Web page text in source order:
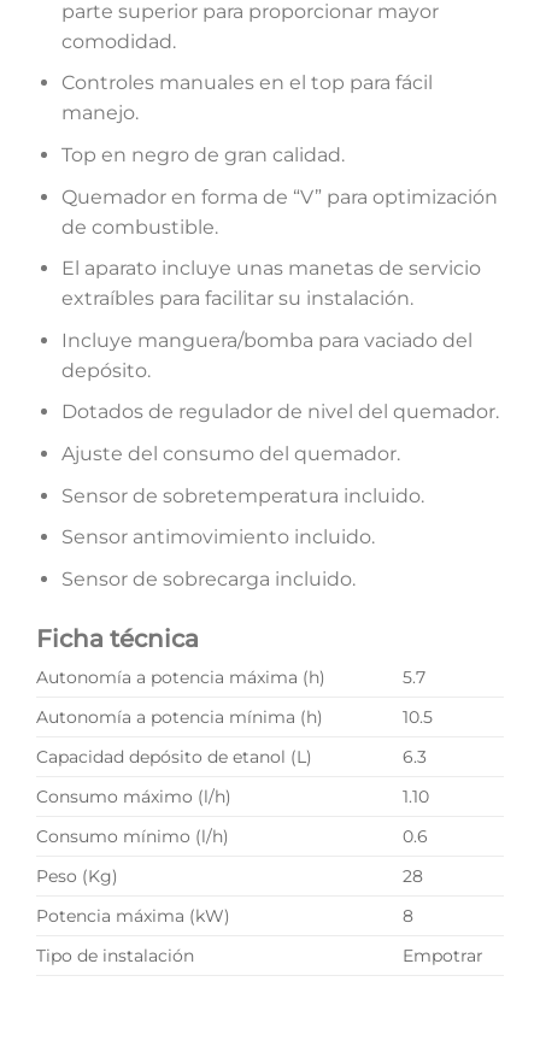
parte superior para proporcionar mayor
comodidad.
Controles manuales en el top para fácil
manejo.
Top en negro de gran calidad.
Quemador en forma de “V” para optimización
de combustible.
El aparato incluye unas manetas de servicio
extraíbles para facilitar su instalación.
Incluye manguera/bomba para vaciado del
depósito.
Dotados de regulador de nivel del quemador.
Ajuste del consumo del quemador.
Sensor de sobretemperatura incluido.
Sensor antimovimiento incluido.
Sensor de sobrecarga incluido.
Ficha técnica
Autonomía a potencia máxima (h)
5.7
Autonomía a potencia mínima (h)
10.5
Capacidad depósito de etanol (L)
6.3
Consumo máximo (l/h)
1.10
Consumo mínimo (l/h)
0.6
Peso (Kg)
28
Potencia máxima (kW)
8
Tipo de instalación
Empotrar